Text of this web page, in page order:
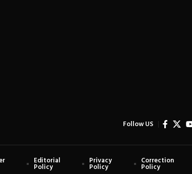
Follow US
Editorial
Policy
Privacy
Policy
Correction
Policy